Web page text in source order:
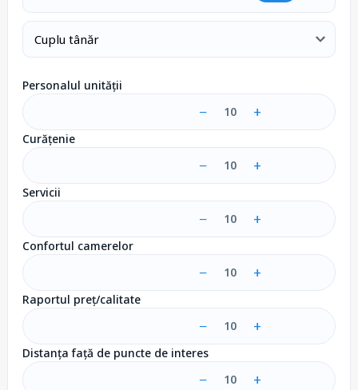
Personalul unității
− 10 +
Curățenie
− 10 +
Servicii
− 10 +
Confortul camerelor
− 10 +
Raportul preț/calitate
− 10 +
Distanța față de puncte de interes
− 10 +